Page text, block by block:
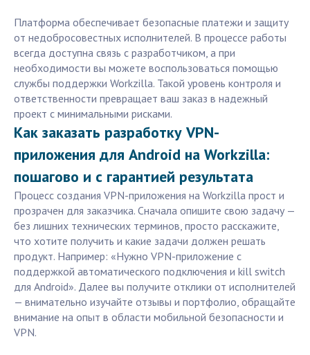
Платформа обеспечивает безопасные платежи и защиту
от недобросовестных исполнителей. В процессе работы
всегда доступна связь с разработчиком, а при
необходимости вы можете воспользоваться помощью
службы поддержки Workzilla. Такой уровень контроля и
ответственности превращает ваш заказ в надежный
проект с минимальными рисками.
Как заказать разработку VPN-
приложения для Android на Workzilla:
пошагово и с гарантией результата
Процесс создания VPN-приложения на Workzilla прост и
прозрачен для заказчика. Сначала опишите свою задачу —
без лишних технических терминов, просто расскажите,
что хотите получить и какие задачи должен решать
продукт. Например: «Нужно VPN-приложение с
поддержкой автоматического подключения и kill switch
для Android». Далее вы получите отклики от исполнителей
— внимательно изучайте отзывы и портфолио, обращайте
внимание на опыт в области мобильной безопасности и
VPN.